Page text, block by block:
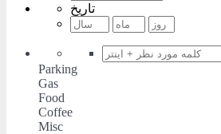
تاریخ
Parking
Gas
Food
Coffee
Misc